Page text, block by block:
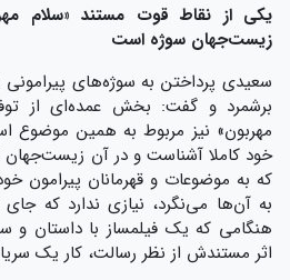
یکی از نقاط قوت مستند «سلام
زیست‌جهان سوژه است
سعیدی پرداختن به سوژه‌های
برشمرد و گفت: بخش عمده‌ای از
مهربون» نیز مربوط به همین موضوع
خود کاملا آشناست و در آن
که به موضوعات و قهرمانان پیرامون
به آن‌ها می‌نگرد، نیازی ندارد که جای
هنگامی که یک فیلمساز با داستان و
اثر مستندش از نظر رسالت، کار یک